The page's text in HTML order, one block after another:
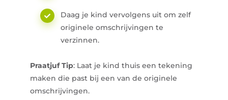
Daag je kind vervolgens uit om zelf
originele omschrijvingen te
verzinnen.
Praatjuf Tip: Laat je kind thuis een tekening
maken die past bij een van de originele
omschrijvingen.